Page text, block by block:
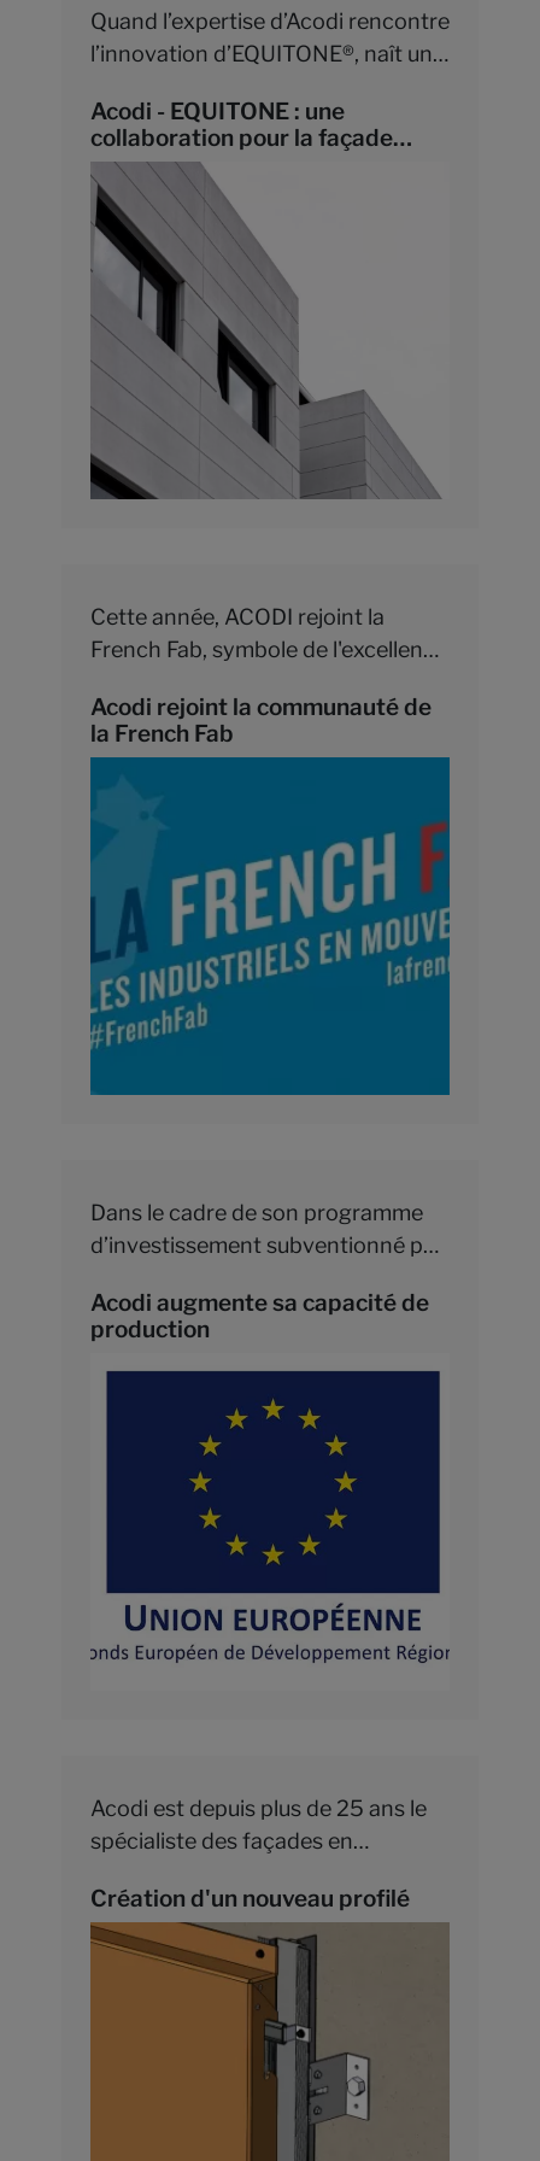
Quand l’expertise d’Acodi rencontre
l’innovation d’EQUITONE®, naît une
architecture contemporaine,
durable et visionnaire – façonnée
pour répondre aux défis
esthétiques et environnementaux
de demain.
Acodi - EQUITONE : une
collaboration pour la façade
contemporaine
Cette année, ACODI rejoint la
French Fab, symbole de l'excellence
Acodi rejoint la communauté de
la French Fab
Dans le cadre de son programme
d’investissement subventionné par
son parc machines avec son nouvel
outil : Rover Plast avec Winstore.
Acodi augmente sa capacité de
production
Acodi est depuis plus de 25 ans le
spécialiste des façades en
titre que son catalogue d’ossatures
secondaires s’étoffe. Grâce à son
service R&D et toute l’équipe
d’ACODI, ce sont de nouveaux
profilés et étriers qui voient le jour.
Création d'un nouveau profilé